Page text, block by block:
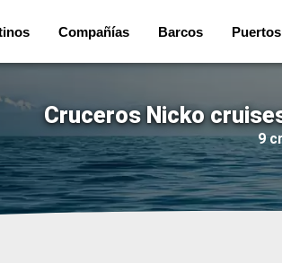
Compañías Barcos Puertos
Cruceros Nicko
9